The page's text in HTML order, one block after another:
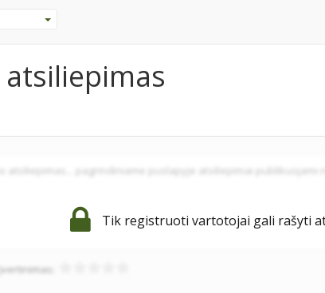
Tik registruoti vartotojai gali rašyti